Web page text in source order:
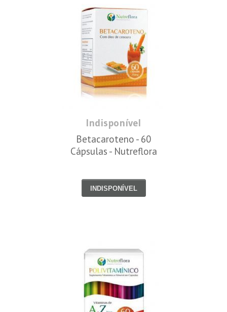
Indisponível
Betacaroteno - 60
Cápsulas - Nutreflora
INDISPONÍVEL